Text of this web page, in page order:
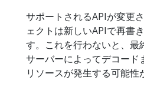
サポートされるAPIが変更
ェクトは新しいAPIで再書
す。これを行わないと、
サーバーによってデコード
リソースが発生する可能性